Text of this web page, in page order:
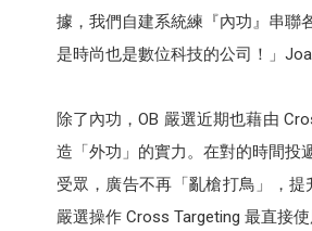
據，我們自建系統練『內功』串聯
是時尚也是數位科技的公司！」
除了內功，OB 嚴選近期也藉由
造「外功」的實力。在對的時間投
受眾，廣告不再「亂槍打鳥」，提
嚴選操作 Cross Targeting 最直接使